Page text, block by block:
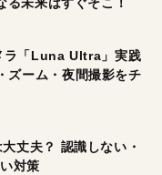
ラ「Luna Ultra」実践
ズーム・夜間撮影をチ
丈夫？ 認識しない・
対策